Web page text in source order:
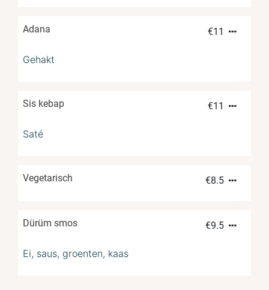
Adana €11
Gehakt
Sis kebap €11
Saté
Vegetarisch €8.5
Dürüm smos €9.5
Ei, saus, groenten, kaas